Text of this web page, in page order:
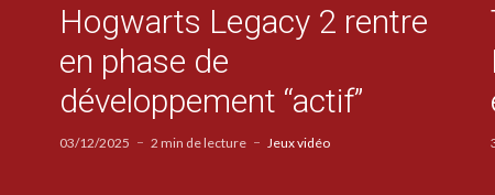
Hogwarts Legacy 2 rentre
en phase de
développement “actif”
03/12/2025 2 min de lecture Jeux vidéo